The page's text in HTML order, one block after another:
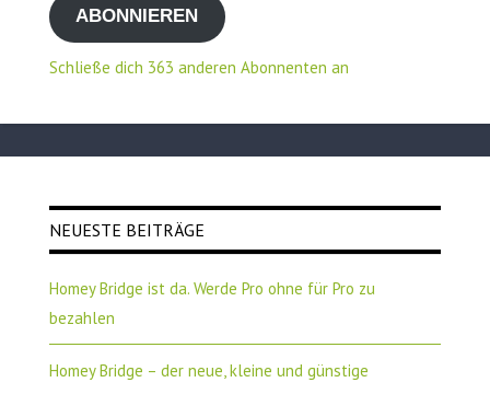
AdresseABONNIEREN
Schließe dich 363 anderen Abonnenten an
NEUESTE BEITRÄGE
Homey Bridge ist da. Werde Pro ohne für Pro zu
bezahlen
Homey Bridge – der neue, kleine und günstige